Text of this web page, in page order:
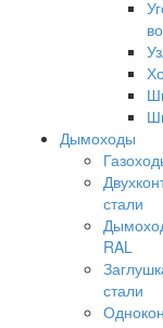
Дымоходы
стали
RAL
стали